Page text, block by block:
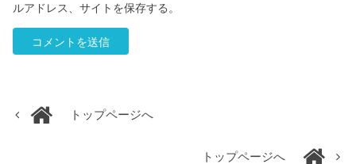
ルアドレス、サイトを保存する。
トップページへ
トップページへ